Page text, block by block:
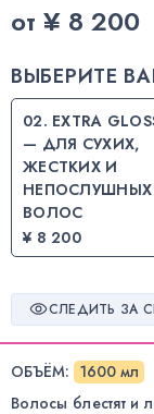
от ¥ 8 200
ВЫБЕРИТЕ
02. EXTRA
— ДЛЯ СУХИХ,
ЖЕСТКИХ И
НЕПОСЛУШНЫХ
ВОЛОС
¥ 8 200
СЛЕДИТЬ ЗА
ОБЪЁМ: 1600 мл
Волосы блестят и